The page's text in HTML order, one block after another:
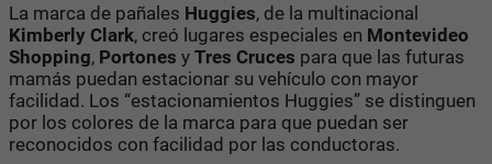
La marca de pañales Huggies, de la multinacional
Kimberly Clark, creó lugares especiales en Montevideo
Shopping, Portones y Tres Cruces para que las futuras
mamás puedan estacionar su vehículo con mayor
facilidad. Los “estacionamientos Huggies” se distinguen
por los colores de la marca para que puedan ser
reconocidos con facilidad por las conductoras.